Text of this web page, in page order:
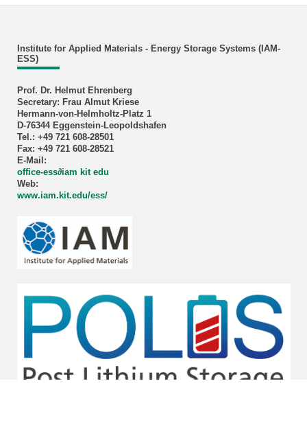
Institute for Applied Materials - Energy Storage Systems (IAM-
ESS)
Prof. Dr. Helmut Ehrenberg
Secretary: Frau Almut Kriese
Hermann-von-Helmholtz-Platz 1
D-76344 Eggenstein-Leopoldshafen
Tel.: +49 721 608-28501
Fax: +49 721 608-28521
E-Mail:
office-ess∂iam kit edu
Web:
www.iam.kit.edu/ess/